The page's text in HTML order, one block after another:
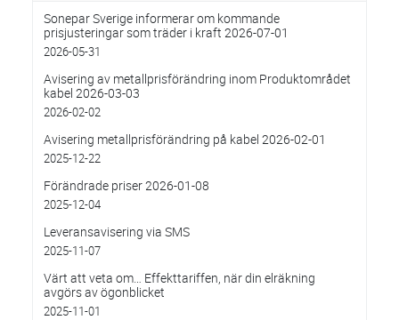
Sonepar Sverige informerar om kommande
prisjusteringar som träder i kraft 2026-07-01
2026-05-31
Avisering av metallprisförändring inom Produktområdet
kabel 2026-03-03
2026-02-02
Avisering metallprisförändring på kabel 2026-02-01
2025-12-22
Förändrade priser 2026-01-08
2025-12-04
Leveransavisering via SMS
2025-11-07
Värt att veta om… Effekttariffen, när din elräkning
avgörs av ögonblicket
2025-11-01